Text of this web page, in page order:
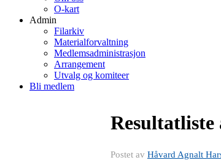
O-kart
Admin
Filarkiv
Materialforvaltning
Medlemsadministrasjon
Arrangement
Utvalg og komiteer
Bli medlem
Postet av Håvard Agnalt